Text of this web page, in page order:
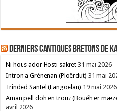
Derniers cantiques bretons de
Ni hous ador Hosti sakret 31 mai 2026
Intron a Grénenan (Ploërdut) 31 mai
Trinded Santel (Langoëlan) 19 mai 2026
Amañ pell doh en trouz (Bouéh er
avril 2026